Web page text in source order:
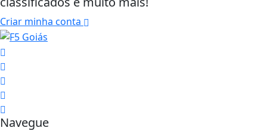
Criar minha conta
Navegue